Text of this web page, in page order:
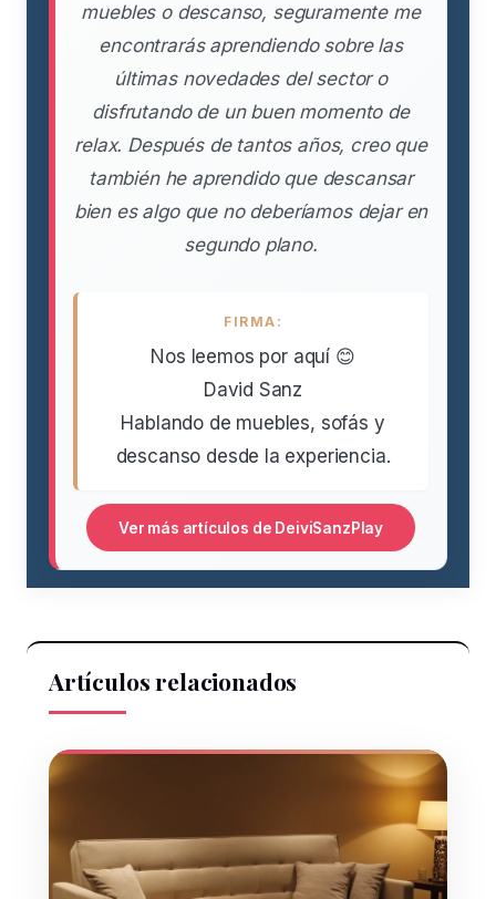
muebles o descanso, seguramente me
encontrarás aprendiendo sobre las
últimas novedades del sector o
disfrutando de un buen momento de
relax. Después de tantos años, creo que
también he aprendido que descansar
bien es algo que no deberíamos dejar en
segundo plano.
FIRMA:
Nos leemos por aquí 😊
David Sanz
Hablando de muebles, sofás y
descanso desde la experiencia.
Ver más artículos de DeiviSanzPlay
Artículos relacionados